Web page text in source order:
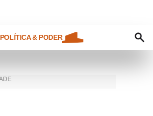
POLÍTICA & PODER